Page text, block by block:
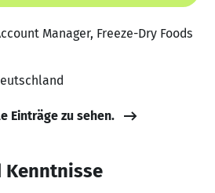
Manager, Freeze-Dry Foods
Einträge zu sehen.
Kenntnisse